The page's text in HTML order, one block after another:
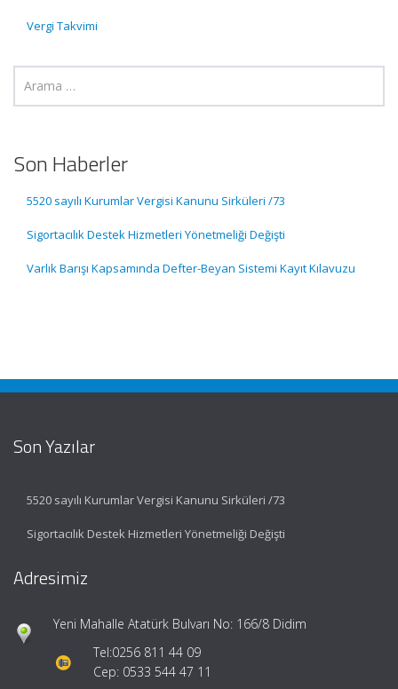
Vergi Takvimi
Son Haberler
5520 sayılı Kurumlar Vergisi Kanunu Sirküleri /73
Sigortacılık Destek Hizmetleri Yönetmeliği Değişti
Varlık Barışı Kapsamında Defter-Beyan Sistemi Kayıt Kılavuzu
Son Yazılar
5520 sayılı Kurumlar Vergisi Kanunu Sirküleri /73
Sigortacılık Destek Hizmetleri Yönetmeliği Değişti
Adresimiz
Yeni Mahalle Atatürk Bulvarı No: 166/8 Didim
Tel:0256 811 44 09
Cep: 0533 544 47 11